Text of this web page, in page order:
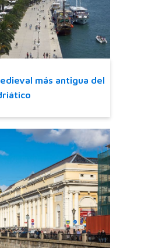
más antigua del